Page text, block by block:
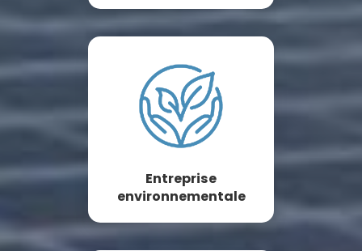
Entreprise
environnementale